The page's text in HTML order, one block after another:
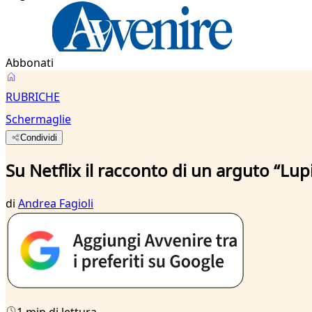
Abbonati
RUBRICHE
Schermaglie
Condividi
Su Netflix il racconto di un arguto
di Andrea Fagioli